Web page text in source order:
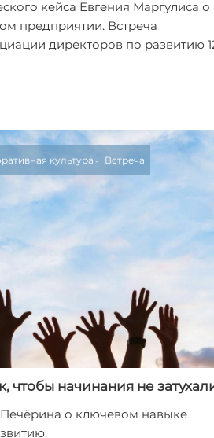
кейса Евгения Маргулиса о
предприятии. Встреча
директоров по развитию
культура Встреча
чтобы начинания не
о ключевом навыке